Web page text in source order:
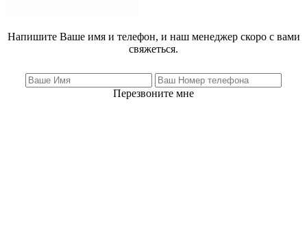
Напишите Ваше имя и телефон, и наш менеджер скоро с вами
свяжеться.
Перезвоните мне